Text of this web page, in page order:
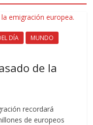
DÍA
MUNDO
de la
recordará
de europeos